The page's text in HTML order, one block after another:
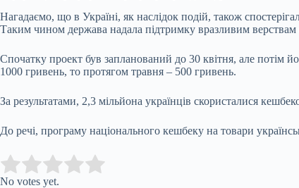
Нагадаємо, що в Україні, як наслідок подій, також
Таким чином держава надала підтримку вразливим верствам
Спочатку проект був запланований до 30 квітня, але потім
1000 гривень, то протягом травня – 500 гривень.
За результатами, 2,3 мільйона українців скористалися
До речі, програму національного кешбеку на товари
Rate this item:
No votes yet.